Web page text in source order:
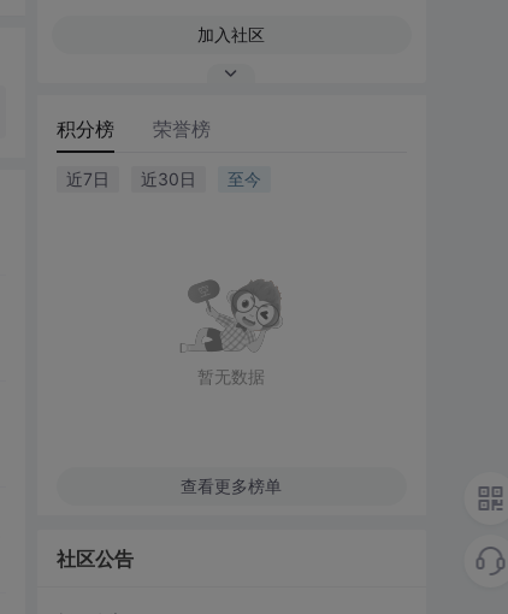
加入社区
积分榜 荣誉榜
近7日 近30日 至今
暂无数据
查看更多榜单
社区公告